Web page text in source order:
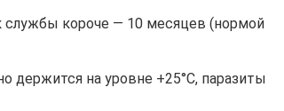
короче — 10 месяцев (нормой
держится на уровне +25°C, паразиты